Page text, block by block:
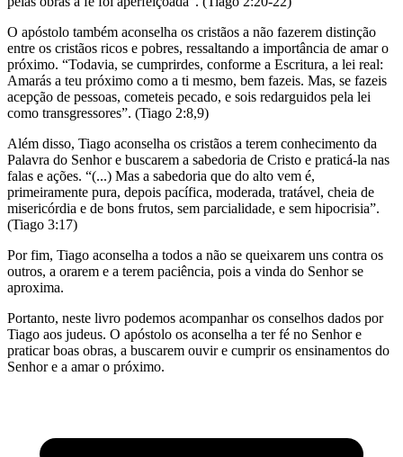
O apóstolo também aconselha os cristãos a não fazerem distinção
entre os cristãos ricos e pobres, ressaltando a importância de amar o
próximo. “Todavia, se cumprirdes, conforme a Escritura, a lei real:
Amarás a teu próximo como a ti mesmo, bem fazeis. Mas, se fazeis
acepção de pessoas, cometeis pecado, e sois redarguidos pela lei
como transgressores”. (Tiago 2:8,9)
Além disso, Tiago aconselha os cristãos a terem conhecimento da
Palavra do Senhor e buscarem a sabedoria de Cristo e praticá-la nas
falas e ações. “(...) Mas a sabedoria que do alto vem é,
primeiramente pura, depois pacífica, moderada, tratável, cheia de
misericórdia e de bons frutos, sem parcialidade, e sem hipocrisia”.
(Tiago 3:17)
Por fim, Tiago aconselha a todos a não se queixarem uns contra os
outros, a orarem e a terem paciência, pois a vinda do Senhor se
aproxima.
Portanto, neste livro podemos acompanhar os conselhos dados por
Tiago aos judeus. O apóstolo os aconselha a ter fé no Senhor e
praticar boas obras, a buscarem ouvir e cumprir os ensinamentos do
Senhor e a amar o próximo.